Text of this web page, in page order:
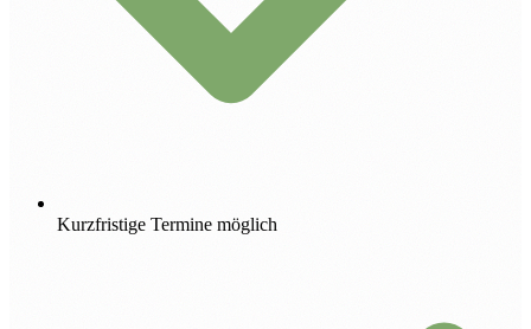
Kurzfristige Termine möglich